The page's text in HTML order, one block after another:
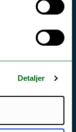
Detaljer